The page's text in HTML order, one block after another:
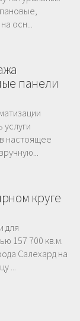
осн...
панели
настоящее
круге
для
157 700 кв.м.
Салехард на
...